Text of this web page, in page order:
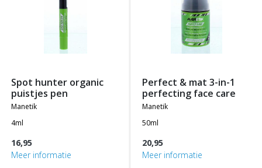
spot hunter organic
puistjes pen
manetik
4ml
16,95
Meer informatie
perfect & mat 3-in-1
perfecting face care
manetik
50ml
20,95
Meer informatie